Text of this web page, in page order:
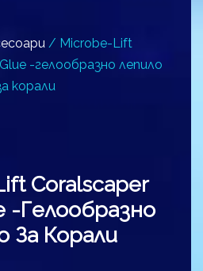
/ Microbe-Lift
-гелообразно лепило
корали
Coralscaper
-гелообразно
За Корали